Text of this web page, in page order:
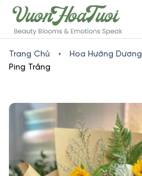
www.vuonhoatuoi.vnSkip
to
content
Trang Chủ • Hoa Hướng Dương
Ping Trắng